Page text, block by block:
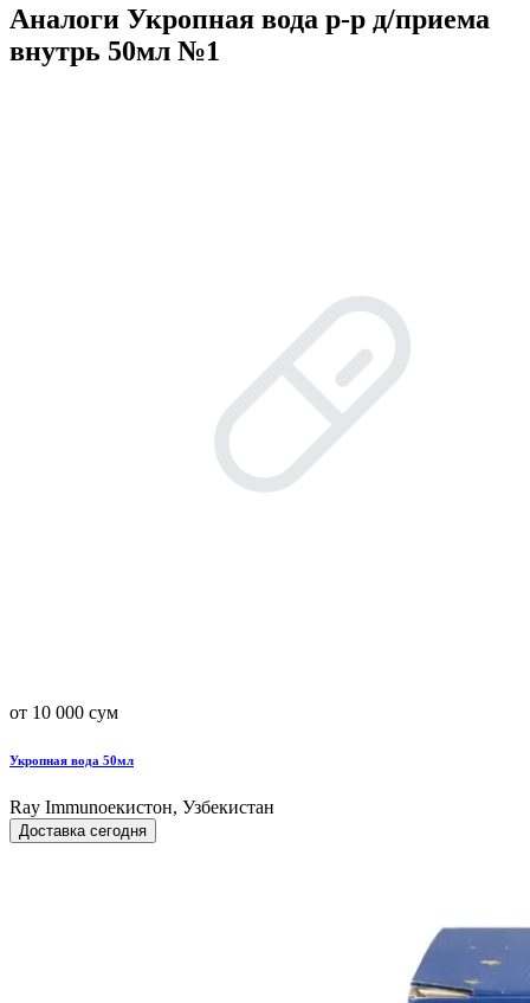
Аналоги Укропная вода р-р д/приема
внутрь 50мл №1
от 10 000 сум
Укропная вода 50мл
Ray Immunoекистон, Узбекистан
Доставка сегодня